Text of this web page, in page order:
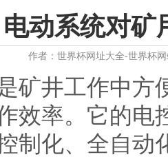
电动系统对矿
作者：世界杯网址大全-世界杯
井工作中方
效率。它的电
制化、全自